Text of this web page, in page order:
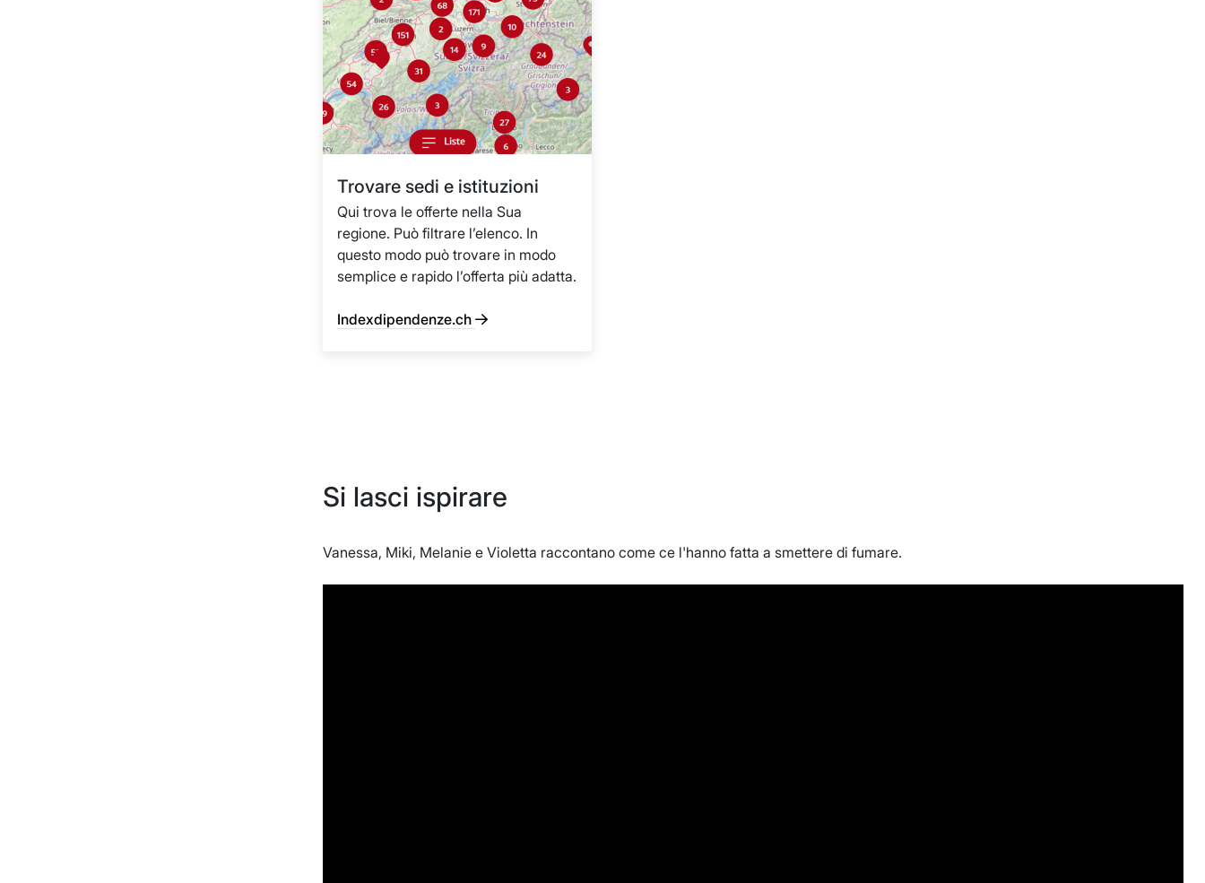
Trovare sedi e istituzioni
Qui trova le offerte nella Sua
regione. Può filtrare l’elenco. In
questo modo può trovare in modo
semplice e rapido l’offerta più adatta.
Indexdipendenze.ch
Si lasci ispirare
Vanessa, Miki, Melanie e Violetta raccontano come ce l'hanno fatta a smettere di fumare.